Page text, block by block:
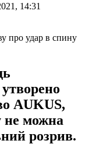
14:31
AUKUS,
не можна
розрив.